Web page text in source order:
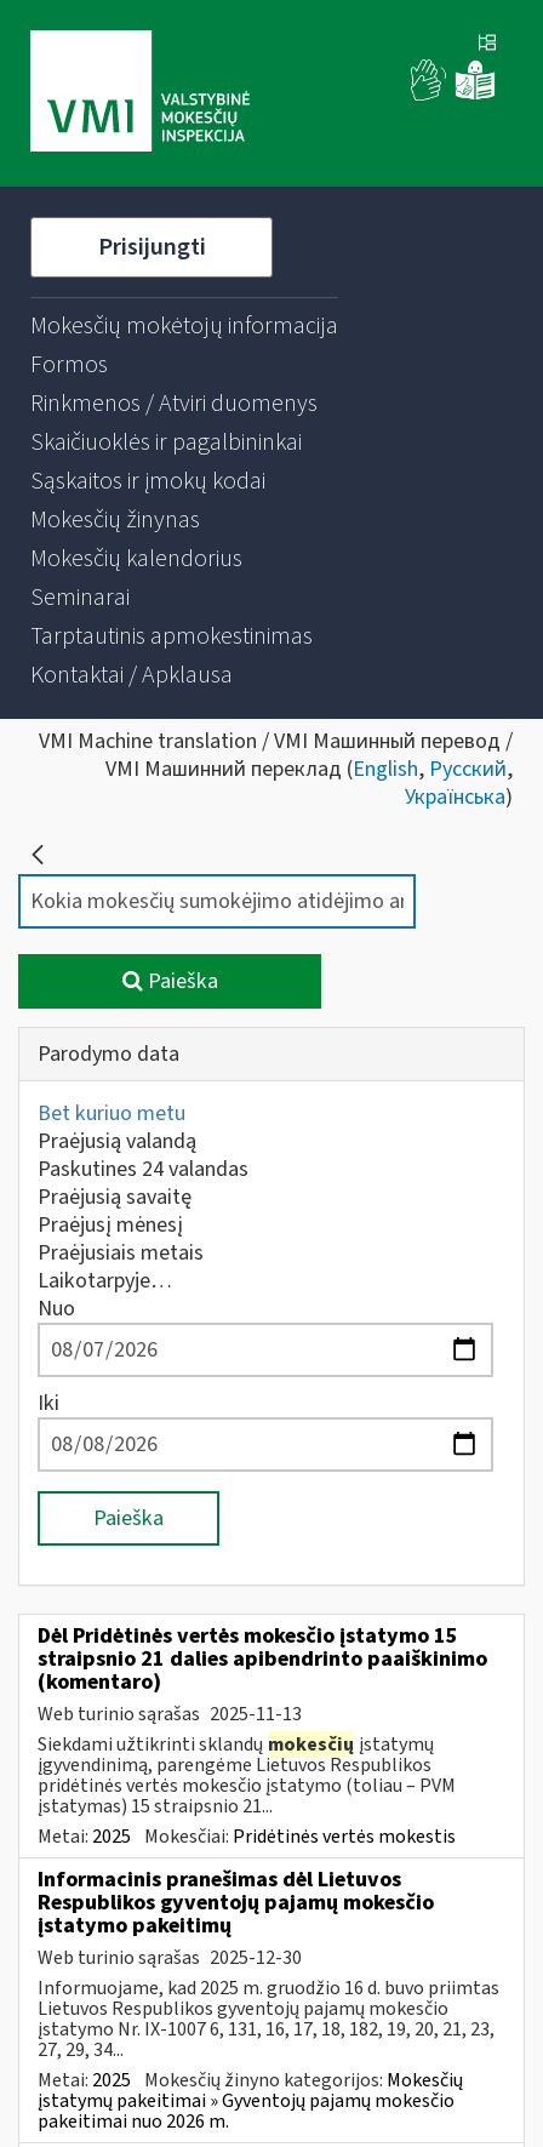
Prisijungti
Mokesčių mokėtojų informacija
Formos
Rinkmenos / Atviri duomenys
Skaičiuoklės ir pagalbininkai
Sąskaitos ir įmokų kodai
Mokesčių žinynas
Mokesčių kalendorius
Seminarai
Tarptautinis apmokestinimas
Kontaktai / Apklausa
VMI Machine translation / VMI Машинный перевод /
VMI Машинний переклад (English, Русский,
Українська)
Paieška
Parodymo data
Bet kuriuo metu
Praėjusią valandą
Paskutines 24 valandas
Praėjusią savaitę
Praėjusį mėnesį
Praėjusiais metais
Laikotarpyje…
Nuo
Iki
Paieška
Dėl Pridėtinės vertės mokesčio įstatymo 15
straipsnio 21 dalies apibendrinto paaiškinimo
(komentaro)
Web turinio sąrašas 2025-11-13
Siekdami užtikrinti sklandų mokesčių įstatymų
įgyvendinimą, parengėme Lietuvos Respublikos
pridėtinės vertės mokesčio įstatymo (toliau – PVM
įstatymas) 15 straipsnio 21...
Metai: 2025 Mokesčiai: Pridėtinės vertės mokestis
Informacinis pranešimas dėl Lietuvos
Respublikos gyventojų pajamų mokesčio
įstatymo pakeitimų
Web turinio sąrašas 2025-12-30
Informuojame, kad 2025 m. gruodžio 16 d. buvo priimtas
Lietuvos Respublikos gyventojų pajamų mokesčio
įstatymo Nr. IX-1007 6, 131, 16, 17, 18, 182, 19, 20, 21, 23,
27, 29, 34...
Metai: 2025 Mokesčių žinyno kategorijos: Mokesčių
įstatymų pakeitimai » Gyventojų pajamų mokesčio
pakeitimai nuo 2026 m.